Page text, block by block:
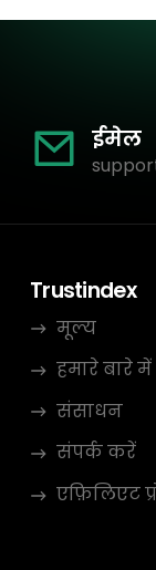
ईमेल
Trustindex
मूल्य
हमारे बारे में
संसाधन
संपर्क करें
एफ़िलिएट